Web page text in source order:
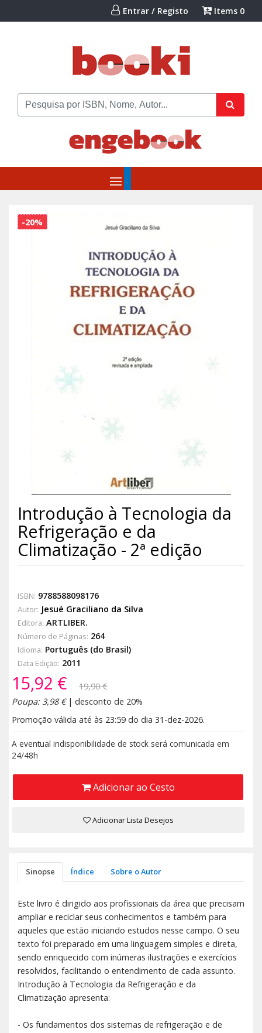
Entrar / Registo Items 0
-20%
Introdução à Tecnologia da
Refrigeração e da
Climatização - 2ª edição
ISBN: 9788588098176
Autor: Jesué Graciliano da Silva
Editora: ARTLIBER.
Número de Páginas: 264
Idioma: Português (do Brasil)
Data Edição: 2011
15,92 €
19,90 €
Poupa: 3,98 €| desconto de 20%
Promoção válida até às 23:59 do dia 31-dez-2026.
A eventual indisponibilidade de stock será comunicada em
24/48h
Adicionar ao Cesto
Adicionar Lista Desejos
Sinopse Índice Sobre o Autor
Este livro é dirigido aos profissionais da área que precisam
ampliar e reciclar seus conhecimentos e também para
aqueles que estão iniciando estudos nesse campo. O seu
texto foi preparado em uma linguagem simples e direta,
sendo enriquecido com inúmeras ilustrações e exercícios
resolvidos, facilitando o entendimento de cada assunto.
Introdução à Tecnologia da Refrigeração e da
Climatização apresenta:
- Os fundamentos dos sistemas de refrigeração e de